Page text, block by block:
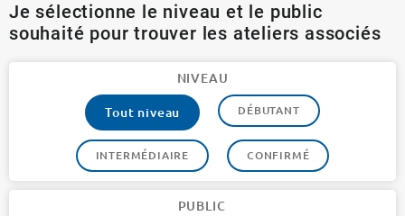
Je sélectionne le niveau et le public
souhaité pour trouver les ateliers associés
NIVEAU
Tout niveau
DÉBUTANT
INTERMÉDIAIRE CONFIRMÉ
PUBLIC